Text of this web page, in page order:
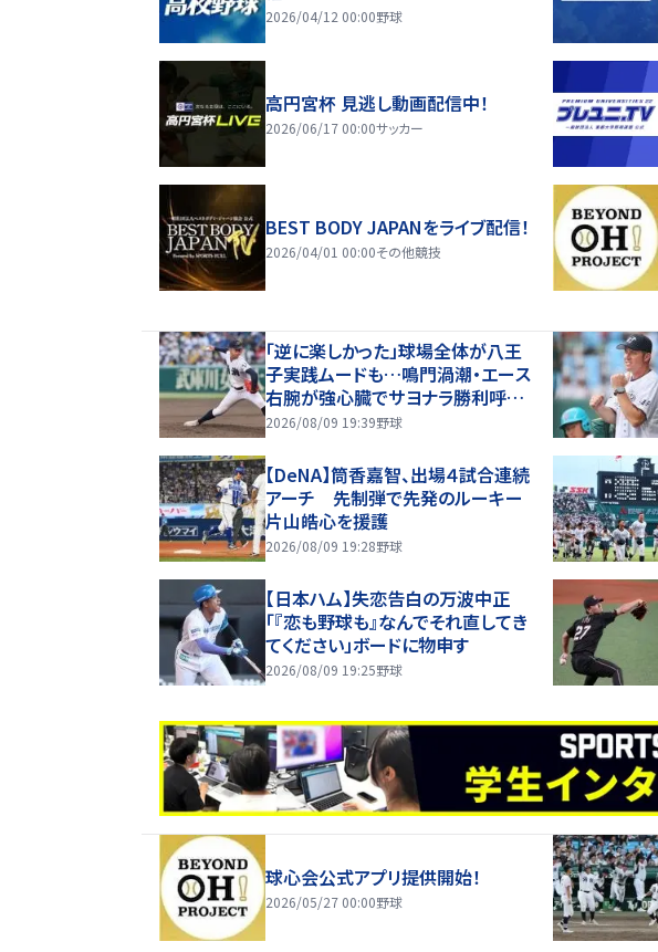
2026/04/12 00:00野球
高円宮杯 見逃し動画配信中！
2026/06/17 00:00サッカー
BEST BODY JAPANをライブ配信！
2026/04/01 00:00その他競技
「逆に楽しかった」球場全体が八王
子実践ムードも…鳴門渦潮・エース
右腕が強心臓でサヨナラ勝利呼び
込む【26年夏甲子園】
2026/08/09 19:39野球
【DeNA】筒香嘉智、出場４試合連続
アーチ 先制弾で先発のルーキー
片山皓心を援護
2026/08/09 19:28野球
【日本ハム】失恋告白の万波中正
「『恋も野球も』なんでそれ直してき
てください」ボードに物申す
2026/08/09 19:25野球
球心会公式アプリ提供開始！
2026/05/27 00:00野球